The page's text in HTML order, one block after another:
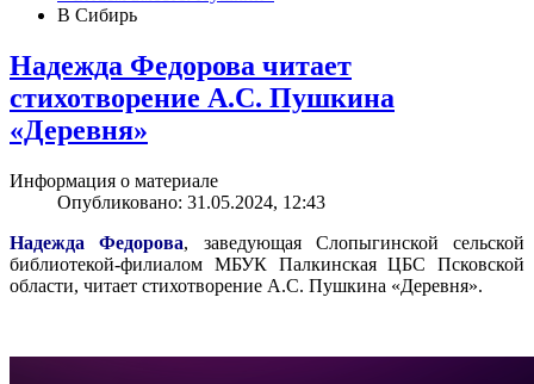
В Сибирь
Надежда Федорова читает
стихотворение А.С. Пушкина
«Деревня»
Информация о материале
Опубликовано: 31.05.2024, 12:43
Надежда Федорова, заведующая Слопыгинской сельской
библиотекой-филиалом МБУК Палкинская ЦБС Псковской
области, читает стихотворение А.С. Пушкина «Деревня».